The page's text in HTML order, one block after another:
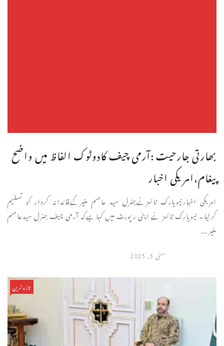
بھارتی جارحیت :آرمی چیف کادوٹوک الفاظ میں واضح
پیغام،امریکی اخبار
امریکی اخبارنیویارک ٹائمزنےجنرل سید عاصم منیرکےقائدانہ کردار کو تسلیم
کرلیا۔ نیویارک ٹائمز نے اپنی رپورٹ میں کہاہےکہ آرمی چیف جنرل سیدعاصم
منیر ...
مئی 5, 2025
تازہ ترین